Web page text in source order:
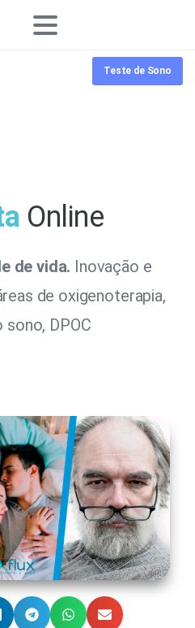
Teste de Sono
Online
de vida. Inovação e
de oxigenoterapia,
sono, DPOC